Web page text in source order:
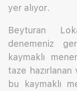
yer alıyor.
Beyturan
denemeniz
kaymaklı
taze hazırlanan
bu kaymaklı